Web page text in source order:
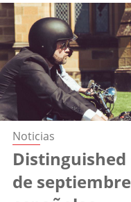
Noticias
Distinguished
de